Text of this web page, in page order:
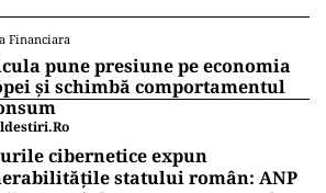
Financiara
pune presiune pe economia
și schimbă comportamentul
cibernetice expun
statului român: ANP